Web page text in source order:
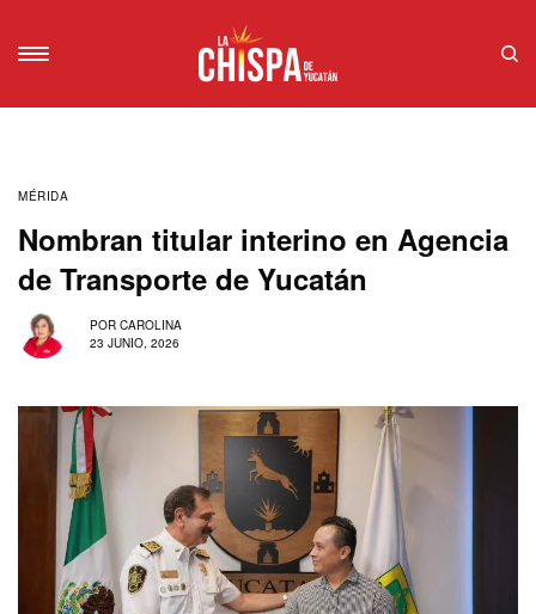
MÉRIDA
Nombran titular interino en Agencia
de Transporte de Yucatán
POR CAROLINA
23 JUNIO, 2026